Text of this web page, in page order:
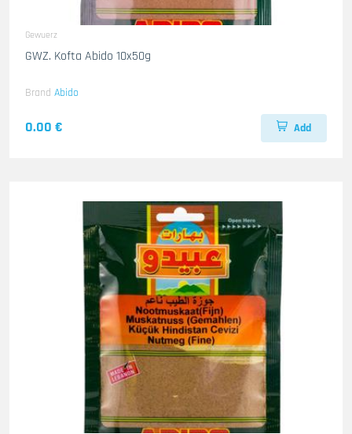
Gewuerz
GWZ. Kofta Abido 10x50g
Brand Abido
0.00 € Add